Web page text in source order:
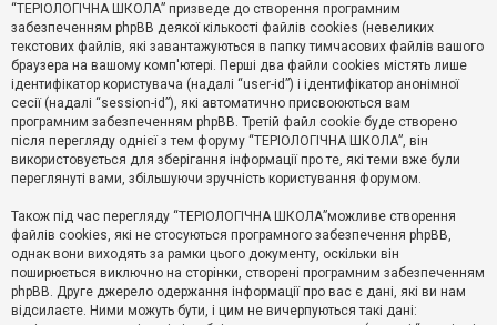
Т
е
м
и
б
е
з
в
і
д
о
і
д
е
й
“ТЕРІОЛОГІЧНА ШКОЛА” призведе до створення програмним
забезпеченням phpBB деякої кількості файлів cookies (невеликих
текстових файлів, які завантажуються в папку тимчасових файлів вашого
браузера на вашому комп'ютері. Перші два файли cookies містять лише
ідентифікатор користувача (надалі “user-id”) і ідентифікатор анонімної
сесії (надалі “session-id”), які автоматично присвоюються вам
програмним забезпеченням phpBB. Третій файл cookie буде створено
після перегляду однієї з тем форуму “ТЕРІОЛОГІЧНА ШКОЛА”, він
використовується для зберігання інформації про те, які теми вже були
переглянуті вами, збільшуючи зручність користування форумом.
Також під час перегляду “ТЕРІОЛОГІЧНА ШКОЛА”можливе створення
файлів cookies, які не стосуються програмного забезпечення phpBB,
однак вони виходять за рамки цього документу, оскільки він
поширюється виключно на сторінки, створені програмним забезпеченням
phpBB. Друге джерело одержання інформації про вас є дані, які ви нам
відсилаєте. Ними можуть бути, і цим не вичерпуються такі дані: